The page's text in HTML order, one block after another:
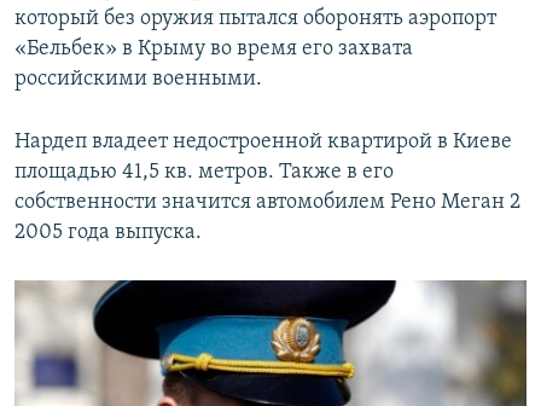
который без оружия пытался оборонять аэропорт
«Бельбек» в Крыму во время его захвата
российскими военными.
Нардеп владеет недостроенной квартирой в Киеве
площадью 41,5 кв. метров. Также в его
собственности значится автомобилем Рено Меган 2
2005 года выпуска.